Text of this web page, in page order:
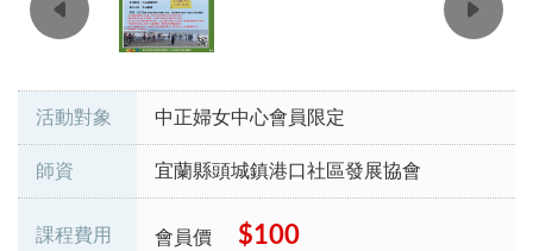
活動對象 中正婦女中心會員限定
師資 宜蘭縣頭城鎮港口社區發展協會
課程費用 會員價 $100